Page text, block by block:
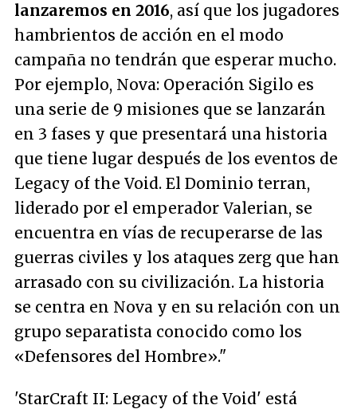
lanzaremos en 2016, así que los jugadores
hambrientos de acción en el modo
campaña no tendrán que esperar mucho.
Por ejemplo, Nova: Operación Sigilo es
una serie de 9 misiones que se lanzarán
en 3 fases y que presentará una historia
que tiene lugar después de los eventos de
Legacy of the Void. El Dominio terran,
liderado por el emperador Valerian, se
encuentra en vías de recuperarse de las
guerras civiles y los ataques zerg que han
arrasado con su civilización. La historia
se centra en Nova y en su relación con un
grupo separatista conocido como los
«Defensores del Hombre»."
'StarCraft II: Legacy of the Void' está